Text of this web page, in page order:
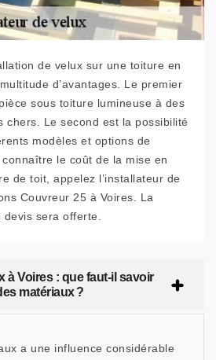
de velux sur une toiture en
d’avantages. Le premier
sous toiture lumineuse à des
chers. Le second est la possibilité
modèles et options de
le coût de la mise en
de toit, appelez l’installateur de
Couvreur 25 à Voires. La
devis sera offerte.
à Voires : que faut-il savoir
matériaux ?
a une influence considérable